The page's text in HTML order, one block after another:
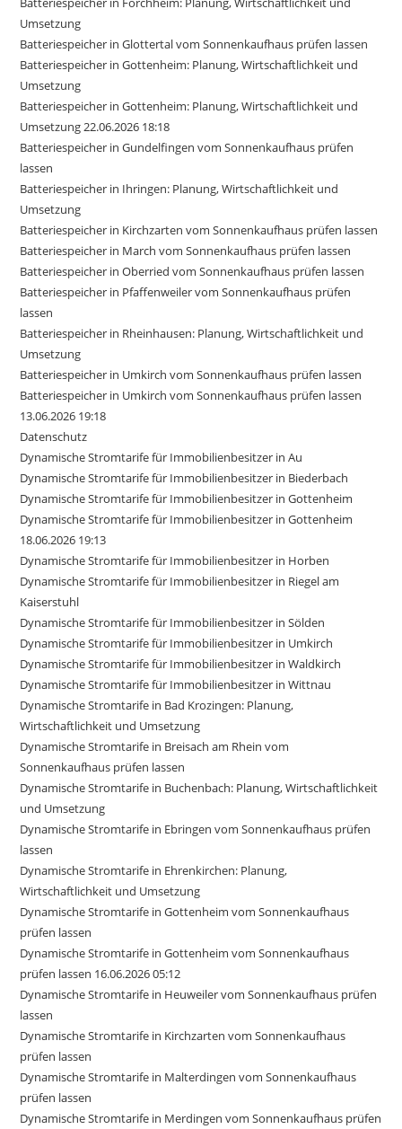
Umsetzung
Batteriespeicher in Glottertal vom Sonnenkaufhaus prüfen lassen
Batteriespeicher in Gottenheim: Planung, Wirtschaftlichkeit und
Umsetzung
Batteriespeicher in Gottenheim: Planung, Wirtschaftlichkeit und
Umsetzung 22.06.2026 18:18
Batteriespeicher in Gundelfingen vom Sonnenkaufhaus prüfen
lassen
Batteriespeicher in Ihringen: Planung, Wirtschaftlichkeit und
Umsetzung
Batteriespeicher in Kirchzarten vom Sonnenkaufhaus prüfen lassen
Batteriespeicher in March vom Sonnenkaufhaus prüfen lassen
Batteriespeicher in Oberried vom Sonnenkaufhaus prüfen lassen
Batteriespeicher in Pfaffenweiler vom Sonnenkaufhaus prüfen
lassen
Batteriespeicher in Rheinhausen: Planung, Wirtschaftlichkeit und
Umsetzung
Batteriespeicher in Umkirch vom Sonnenkaufhaus prüfen lassen
Batteriespeicher in Umkirch vom Sonnenkaufhaus prüfen lassen
13.06.2026 19:18
Datenschutz
Dynamische Stromtarife für Immobilienbesitzer in Au
Dynamische Stromtarife für Immobilienbesitzer in Biederbach
Dynamische Stromtarife für Immobilienbesitzer in Gottenheim
Dynamische Stromtarife für Immobilienbesitzer in Gottenheim
18.06.2026 19:13
Dynamische Stromtarife für Immobilienbesitzer in Horben
Dynamische Stromtarife für Immobilienbesitzer in Riegel am
Kaiserstuhl
Dynamische Stromtarife für Immobilienbesitzer in Sölden
Dynamische Stromtarife für Immobilienbesitzer in Umkirch
Dynamische Stromtarife für Immobilienbesitzer in Waldkirch
Dynamische Stromtarife für Immobilienbesitzer in Wittnau
Dynamische Stromtarife in Bad Krozingen: Planung,
Wirtschaftlichkeit und Umsetzung
Dynamische Stromtarife in Breisach am Rhein vom
Sonnenkaufhaus prüfen lassen
Dynamische Stromtarife in Buchenbach: Planung, Wirtschaftlichkeit
und Umsetzung
Dynamische Stromtarife in Ebringen vom Sonnenkaufhaus prüfen
lassen
Dynamische Stromtarife in Ehrenkirchen: Planung,
Wirtschaftlichkeit und Umsetzung
Dynamische Stromtarife in Gottenheim vom Sonnenkaufhaus
prüfen lassen
Dynamische Stromtarife in Gottenheim vom Sonnenkaufhaus
prüfen lassen 16.06.2026 05:12
Dynamische Stromtarife in Heuweiler vom Sonnenkaufhaus prüfen
lassen
Dynamische Stromtarife in Kirchzarten vom Sonnenkaufhaus
prüfen lassen
Dynamische Stromtarife in Malterdingen vom Sonnenkaufhaus
prüfen lassen
Dynamische Stromtarife in Merdingen vom Sonnenkaufhaus prüfen